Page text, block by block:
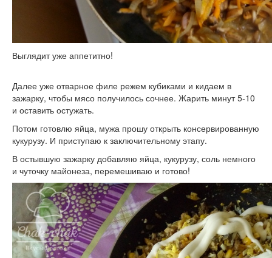
Выглядит уже аппетитно!
Далее уже отварное филе режем кубиками и кидаем в
зажарку, чтобы мясо получилось сочнее. Жарить минут 5-10
и оставить остужать.
Потом готовлю яйца, мужа прошу открыть консервированную
кукурузу. И приступаю к заключительному этапу.
В остывшую зажарку добавляю яйца, кукурузу, соль немного
и чуточку майонеза, перемешиваю и готово!